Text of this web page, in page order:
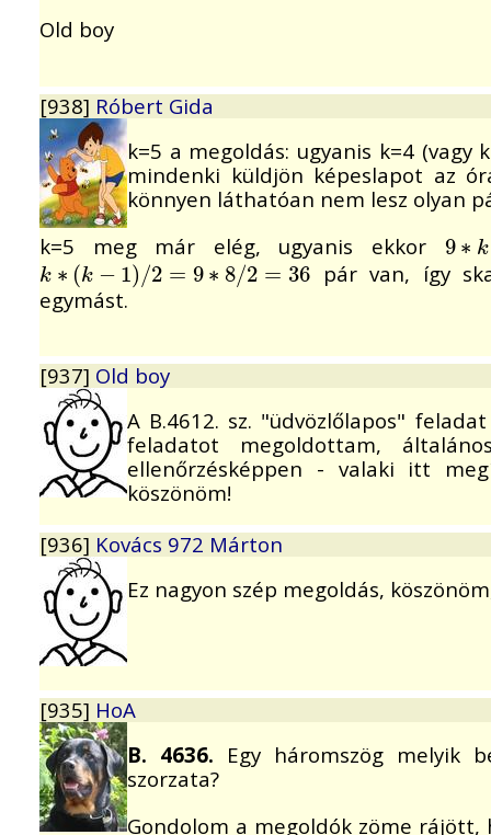
Old boy
[938] Róbert Gida
k=5 a megoldás: ugyanis k=4
mindenki küldjön képeslapot az
könnyen láthatóan nem lesz olyan
k=5 meg már elég, ugyanis ekkor 9 ∗ k
9 ∗ k
k ∗ (k − 1) /2 = 9 ∗ 8/2 = 36
k∗ k− 1) /2=9∗8 /2 = 36
pár van, így
egymást.
[937] Old boy
A B.4612. sz. "üdvözlőlapos"
feladatot megoldottam,
ellenőrzésképpen - valaki itt
köszönöm!
[936] Kovács 972 Márton
Ez nagyon szép megoldás,
[935] HoA
B. 4636. Egy háromszög melyik
szorzata?
Gondolom a megoldók zöme